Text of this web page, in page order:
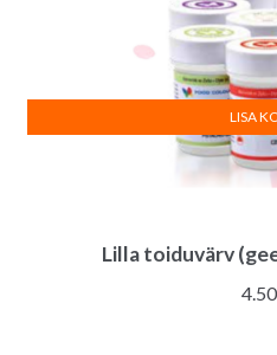
Lilla toiduvärv
4.50
LISA